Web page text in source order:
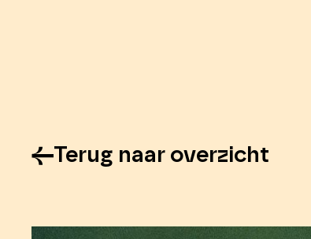
Terug naar overzicht